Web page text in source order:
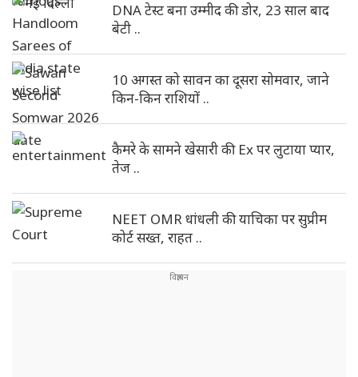
DNA टेस्ट बना उम्मीद की डोर, 23 साल बाद
बेटी ..
10 अगस्त को सावन का दूसरा सोमवार, जाने
किन-किन राशियों ..
कैमरे के सामने खेसारी की Ex पर लुटाया प्यार,
तेज ..
NEET OMR धांधली की याचिका पर सुप्रीम
कोर्ट सख्त, राहत ..